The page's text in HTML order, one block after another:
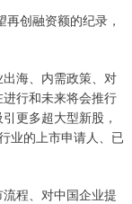
创融资额的纪录，
海、内需政策、对
行和未来将会推行
更多超大型新股，
业的上市申请人、已
程、对中国企业提